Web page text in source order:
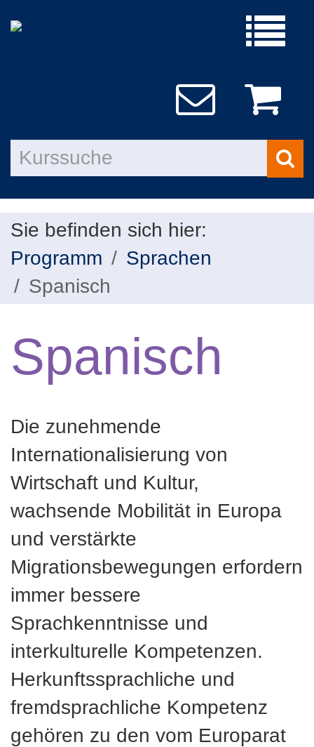
Menü
Sie befinden sich hier:
Programm
Sprachen
Spanisch
Spanisch
Die zunehmende
Internationalisierung von
Wirtschaft und Kultur,
wachsende Mobilität in Europa
und verstärkte
Migrationsbewegungen erfordern
immer bessere
Sprachkenntnisse und
interkulturelle Kompetenzen.
Herkunftssprachliche und
fremdsprachliche Kompetenz
gehören zu den vom Europarat